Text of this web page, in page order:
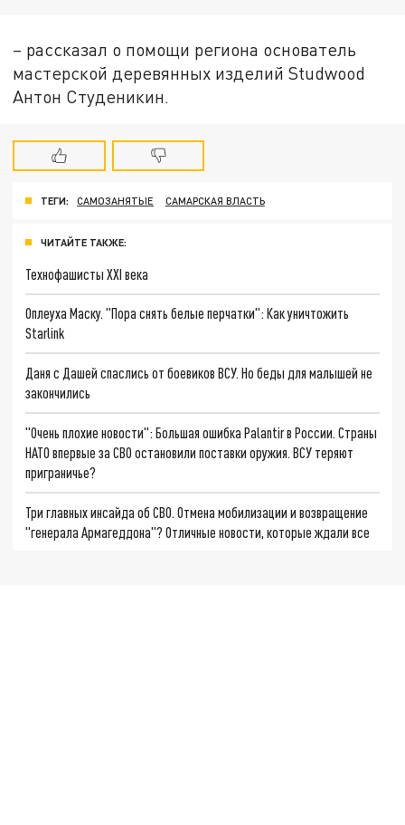
– рассказал о помощи региона основатель
мастерской деревянных изделий Studwood
Антон Студеникин.
ТЕГИ: САМОЗАНЯТЫЕ САМАРСКАЯ ВЛАСТЬ
ЧИТАЙТЕ ТАКЖЕ:
Технофашисты XXI века
Оплеуха Маску. "Пора снять белые перчатки": Как уничтожить
Starlink
Даня с Дашей спаслись от боевиков ВСУ. Но беды для малышей не
закончились
"Очень плохие новости": Большая ошибка Palantir в России. Страны
НАТО впервые за СВО остановили поставки оружия. ВСУ теряют
приграничье?
Три главных инсайда об СВО. Отмена мобилизации и возвращение
"генерала Армагеддона"? Отличные новости, которые ждали все